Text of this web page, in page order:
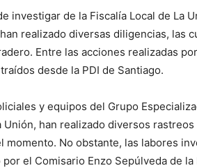
investigar de la Fiscalía Local de La
realizado diversas diligencias, las
Entre las acciones realizadas
desde la PDI de Santiago.
y equipos del Grupo
han realizado diversos
momento. No obstante, las labores
el Comisario Enzo Sepúlveda de